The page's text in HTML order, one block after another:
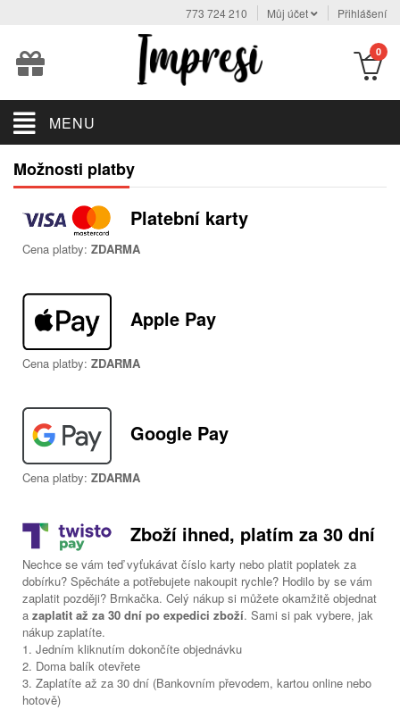
773 724 210 Můj účet Přihlášení
0
MENU
Možnosti platby
Platební karty
Cena platby: ZDARMA
Apple Pay
Cena platby: ZDARMA
Google Pay
Cena platby: ZDARMA
Zboží ihned, platím za 30 dní
Nechce se vám teď vyťukávat číslo karty nebo platit poplatek za
dobírku? Spěcháte a potřebujete nakoupit rychle? Hodilo by se vám
zaplatit později? Brnkačka. Celý nákup si můžete okamžitě objednat
a zaplatit až za 30 dní po expedici zboží. Sami si pak vybere, jak
nákup zaplatíte.
1. Jedním kliknutím dokončíte objednávku
2. Doma balík otevřete
3. Zaplatíte až za 30 dní (Bankovním převodem, kartou online nebo
hotově)